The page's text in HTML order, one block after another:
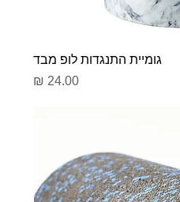
גומיית התנגדות לופ מבד
מחיר